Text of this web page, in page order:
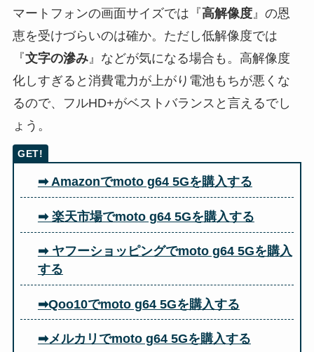
マートフォンの画面サイズでは『高解像度』の恩
恵を受けづらいのは確か。ただし低解像度では
『文字の滲み』などが気になる場合も。高解像度
化しすぎると消費電力が上がり電池もちが悪くな
るので、フルHD+がベストバランスと言えるでし
ょう。
➡ Amazonでmoto g64 5Gを購入する
➡ 楽天市場でmoto g64 5Gを購入する
➡ ヤフーショッピングでmoto g64 5Gを購入
する
➡Qoo10でmoto g64 5Gを購入する
➡メルカリでmoto g64 5Gを購入する